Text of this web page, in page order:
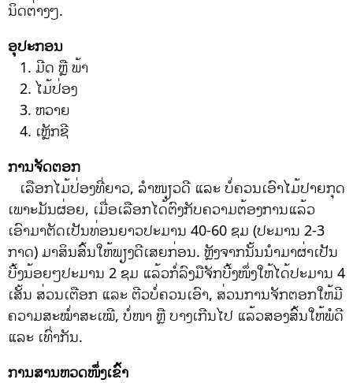
ນິດຕ່າງໆ.
ອຸປະກອນ
1. ມີດ ຫຼື ພ້າ
2. ໄມ້ປ່ອງ
3. ຫວາຍ
4. ເຫຼັກຊີ
ການຈັດຕອກ
ເລືອກໄມ້ປ່ອງທີ່ຍາວ, ລໍາໜຽວດີ ແລະ ບໍ່ຄວນເອົາໄມ້ປາຍກຸດ
ເພາະມັນຜ່ອຍ, ເມື່ອເລືອກໄດ້ຕົງກັບຄວາມຕ້ອງການແລ້ວ
ເອົາມາຕັດເປັນທ່ອນຍາວປະມານ 40-60 ຊມ (ປະມານ 2-3
ກາດ) ມາສິນສົ້ນໃຫ້ພຽງດີເສຍກ່ອນ. ຫຼັງຈາກນັ້ນນໍາມາຜ່າເປັນ
ບີ້ງນ້ອຍໆປະມານ 2 ຊມ ແລ້ວກໍ່ລົງມືຈັກບີ້ງໜຶ່ງໃຫ້ໄດ້ປະມານ 4
ເສັ້ນ ສ່ວນເຕືອກ ແລະ ຕີວບໍ່ຄວນເອົາ, ສ່ວນການຈັກຕອກໃຫ້ມີ
ຄວາມສະໝໍ່າສະເໝີ, ບໍ່ໜາ ຫຼື ບາງເກີນໄປ ແລ້ວສອງສົ້ນໃຫ້ພໍດີ
ແລະ ເທົ່າກັນ.
ການສານຫວດໜຶ່ງເຂົ້າ